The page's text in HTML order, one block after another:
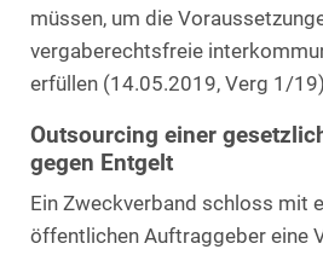
müssen, um die
vergaberechtsfreie
erfüllen (14.05.2019, Verg 1/
Outsourcing einer
gegen Entgelt
Ein Zweckverband schloss mit
öffentlichen Auftraggeber eine